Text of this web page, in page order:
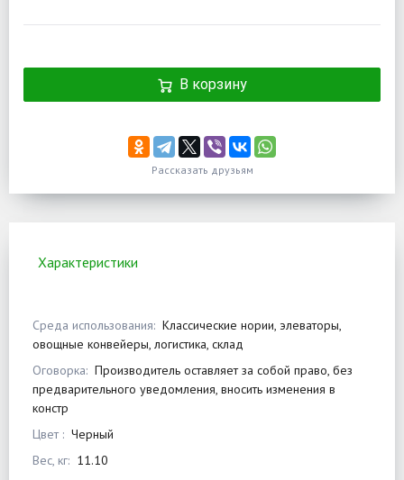
В корзину
Рассказать друзьям
Характеристики
Среда использования: Классические нории, элеваторы,
овощные конвейеры, логистика, склад
Оговорка: Производитель оставляет за собой право, без
предварительного уведомления, вносить изменения в
констр
Цвет : Черный
Вес, кг: 11.10